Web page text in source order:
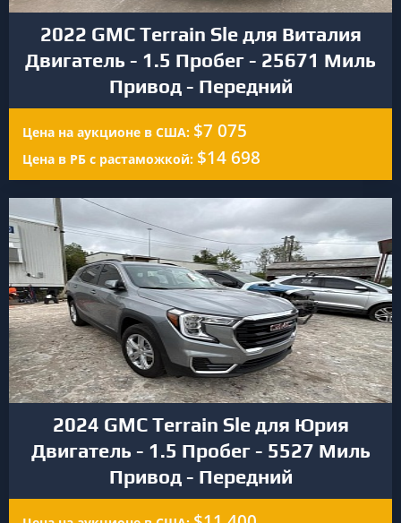
2022 GMC Terrain Sle для Виталия
Двигатель - 1.5 Пробег - 25671 Миль
Привод - Передний
Цена на аукционе в США: $7 075
Цена в РБ с растаможкой: $14 698
2024 GMC Terrain Sle для Юрия
Двигатель - 1.5 Пробег - 5527 Миль
Привод - Передний